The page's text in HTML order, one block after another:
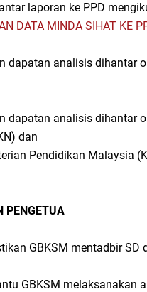
laporan ke PPD
DATA MINDA SIHAT KE
dapatan analisis dihantar
dapatan analisis dihantar
dan
Pendidikan Malaysia
PENGETUA
GBKSM mentadbir SD
GBKSM melaksanakan